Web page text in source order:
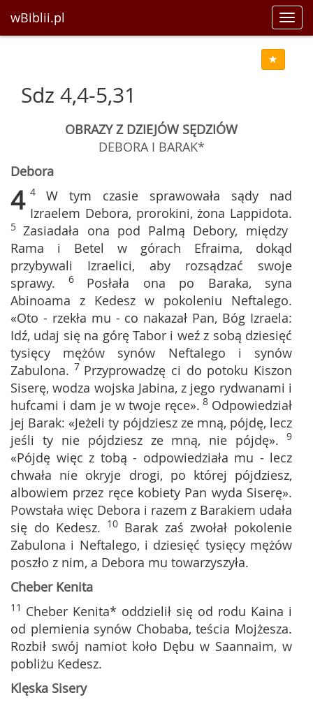
wBiblii.pl
Sdz 4,4-5,31
OBRAZY Z DZIEJÓW SĘDZIÓW
DEBORA I BARAK*
Debora
4 4W tym czasie sprawowała sądy nad
Izraelem Debora, prorokini, żona Lappidota.
5 Zasiadała ona pod Palmą Debory, między
Rama i Betel w górach Efraima, dokąd
przybywali Izraelici, aby rozsądzać swoje
sprawy. 6 Posłała ona po Baraka, syna
Abinoama z Kedesz w pokoleniu Neftalego.
«Oto - rzekła mu - co nakazał Pan, Bóg Izraela:
Idź, udaj się na górę Tabor i weź z sobą dziesięć
tysięcy mężów synów Neftalego i synów
Zabulona. 7 Przyprowadzę ci do potoku Kiszon
Siserę, wodza wojska Jabina, z jego rydwanami i
hufcami i dam je w twoje ręce». 8 Odpowiedział
jej Barak: «Jeżeli ty pójdziesz ze mną, pójdę, lecz
jeśli ty nie pójdziesz ze mną, nie pójdę». 9
«Pójdę więc z tobą - odpowiedziała mu - lecz
chwała nie okryje drogi, po której pójdziesz,
albowiem przez ręce kobiety Pan wyda Siserę».
Powstała więc Debora i razem z Barakiem udała
się do Kedesz. 10 Barak zaś zwołał pokolenie
Zabulona i Neftalego, i dziesięć tysięcy mężów
poszło z nim, a Debora mu towarzyszyła.
Cheber Kenita
11 Cheber Kenita* oddzielił się od rodu Kaina i
od plemienia synów Chobaba, teścia Mojżesza.
Rozbił swój namiot koło Dębu w Saannaim, w
pobliżu Kedesz.
Klęska Sisery